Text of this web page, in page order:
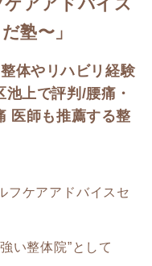
塾〜」
体やリハビリ経験
上で評判/腰痛・
医師も推薦する整
フケアアドバイスセ
い整体院”として